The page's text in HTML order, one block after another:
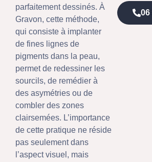
parfaitement dessinés. À
Gravon, cette méthode,
qui consiste à implanter
de fines lignes de
pigments dans la peau,
permet de redessiner les
sourcils, de remédier à
des asymétries ou de
combler des zones
clairsemées. L’importance
de cette pratique ne réside
pas seulement dans
l’aspect visuel, mais
06